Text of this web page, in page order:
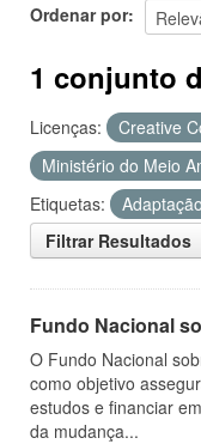
Ordenar por
1 conjunto
Licenças: Creative
Ministério do Meio
Etiquetas:
Adaptação
Filtrar Resultados
Fundo Nacional
O Fundo Nacional
como objetivo
estudos e financiar
da mudança...